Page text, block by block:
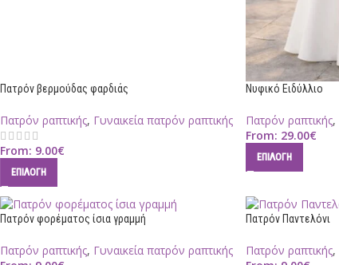
Πατρόν βερμούδας φαρδιάς
Πατρόν ραπτικής, Γυναικεία πατρόν ραπτικής
From: 9.00€
ΕΠΙΛΟΓΉ
Νυφικό Ειδύλλιο
Πατρόν ραπτικής,
From: 29.00€
ΕΠΙΛΟΓΉ
Πατρόν φορέματος ίσια γραμμή
Πατρόν ραπτικής, Γυναικεία πατρόν ραπτικής
Πατρόν Παντελόνι
Πατρόν ραπτικής,